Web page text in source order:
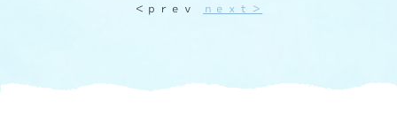
＜ｐｒｅｖ ｎｅｘｔ＞